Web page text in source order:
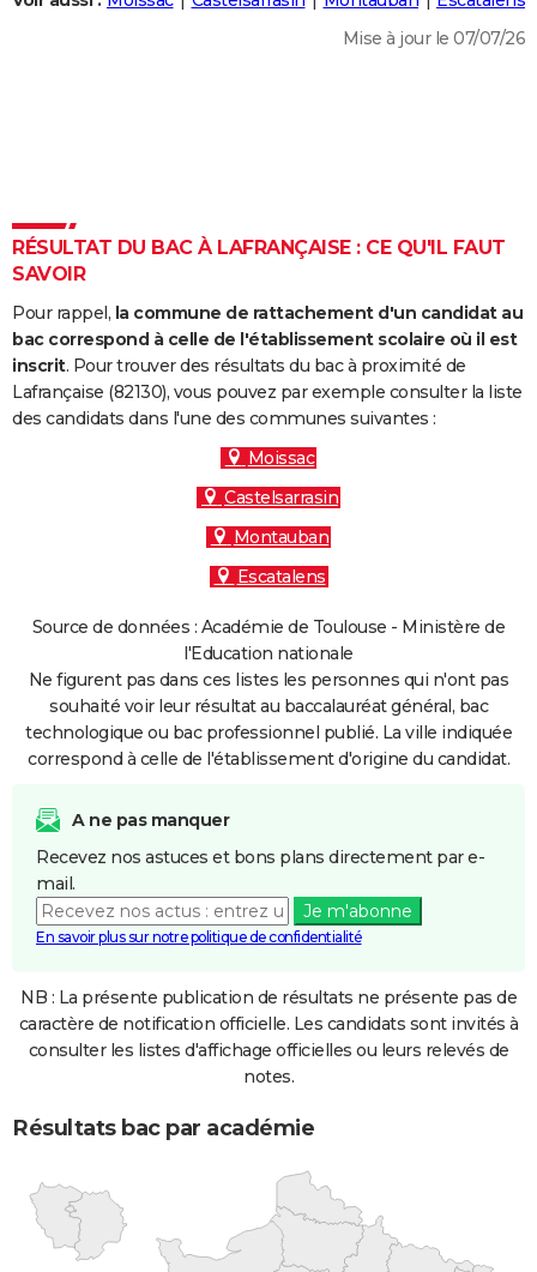
DICTIONNAIRE
Dictionnaire
Biographies
Citations
Expressions
Proverbes
PROGRAMME TV
COPAINS D'AVANT
S'inscrire
Se connecter
Lycées
Collèges
Primaires
Universités
Entreprises
Service militaire
Avis de recherche
AVIS DE DÉCÈS
FORUM
Mise à jour le 07/07/26
RÉSULTAT DU BAC À LAFRANÇAISE : CE QU'IL FAUT
SAVOIR
Pour rappel, la commune de rattachement d'un candidat au
bac correspond à celle de l'établissement scolaire où il est
inscrit. Pour trouver des résultats du bac à proximité de
Lafrançaise (82130), vous pouvez par exemple consulter la liste
des candidats dans l'une des communes suivantes :
Moissac
Castelsarrasin
Montauban
Escatalens
Source de données : Académie de Toulouse - Ministère de
l'Education nationale
Ne figurent pas dans ces listes les personnes qui n'ont pas
souhaité voir leur résultat au baccalauréat général, bac
technologique ou bac professionnel publié. La ville indiquée
correspond à celle de l'établissement d'origine du candidat.
A ne pas manquer
Recevez nos astuces et bons plans directement par e-
mail.
Je m'abonne
En savoir plus sur notre politique de confidentialité
NB : La présente publication de résultats ne présente pas de
caractère de notification officielle. Les candidats sont invités à
consulter les listes d'affichage officielles ou leurs relevés de
notes.
Résultats bac par académie